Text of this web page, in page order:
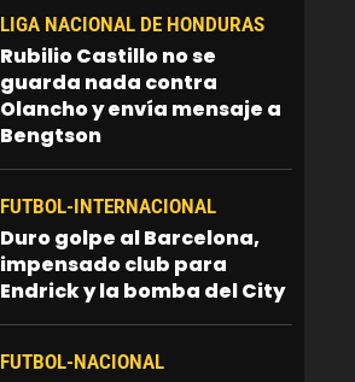
LIGA NACIONAL DE HONDURAS
Rubilio Castillo no se
guarda nada contra
Olancho y envía mensaje a
Bengtson
FUTBOL-INTERNACIONAL
Duro golpe al Barcelona,
impensado club para
Endrick y la bomba del City
FUTBOL-NACIONAL